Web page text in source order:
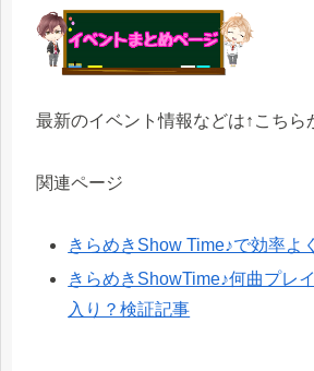
最新のイベント情報などは↑こちら
関連ページ
きらめきShow Time♪で効率よ
きらめきShowTime♪何曲プレ
入り？検証記事